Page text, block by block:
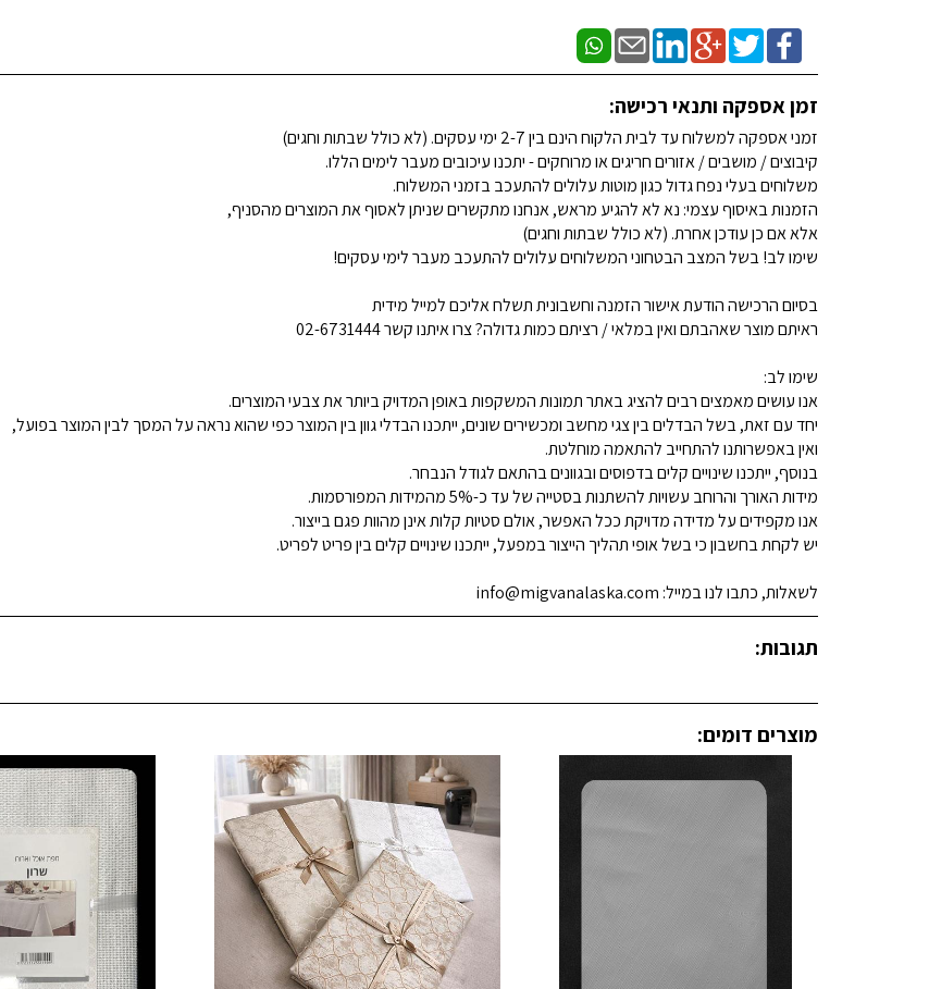
זמן אספקה ותנאי רכישה:
זמני אספקה למשלוח עד לבית הלקוח הינם בין 2-7 ימי עסקים. (לא כולל שבתות וחגים)
קיבוצים / מושבים / אזורים חריגים או מרוחקים - יתכנו עיכובים מעבר לימים הללו.
משלוחים בעלי נפח גדול כגון מוטות עלולים להתעכב בזמני המשלוח.
הזמנות באיסוף עצמי: נא לא להגיע מראש, אנחנו מתקשרים שניתן לאסוף את המוצרים מהסניף,
אלא אם כן עודכן אחרת. (לא כולל שבתות וחגים)
שימו לב! בשל המצב הבטחוני המשלוחים עלולים להתעכב מעבר לימי עסקים!
בסיום הרכישה הודעת אישור הזמנה וחשבונית תשלח אליכם למייל מידית
ראיתם מוצר שאהבתם ואין במלאי / רציתם כמות גדולה? צרו איתנו קשר 02-6731444
שימו לב:
אנו עושים מאמצים רבים להציג באתר תמונות המשקפות באופן המדויק ביותר את צבעי המוצרים.
יחד עם זאת, בשל הבדלים בין צגי מחשב ומכשירים שונים, ייתכנו הבדלי גוון בין המוצר כפי שהוא נראה על המסך לבין המוצר בפועל,
ואין באפשרותנו להתחייב להתאמה מוחלטת.
בנוסף, ייתכנו שינויים קלים בדפוסים ובגוונים בהתאם לגודל הנבחר.
מידות האורך והרוחב עשויות להשתנות בסטייה של עד כ-5% מהמידות המפורסמות.
אנו מקפידים על מדידה מדויקת ככל האפשר, אולם סטיות קלות אינן מהוות פגם בייצור.
יש לקחת בחשבון כי בשל אופי תהליך הייצור במפעל, ייתכנו שינויים קלים בין פריט לפריט.
לשאלות, כתבו לנו במייל: info@migvanalaska.com
תגובות:
מוצרים דומים: